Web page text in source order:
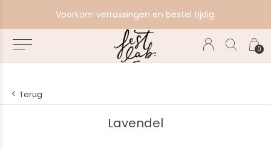
0
Voorkom verrassingen en bestel tijdig.
Terug
Lavendel